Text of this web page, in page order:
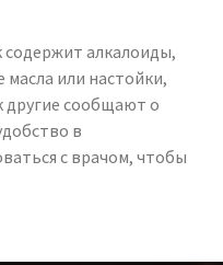
содержит алкалоиды,
или настойки,
другие сообщают о
в
с врачом, чтобы